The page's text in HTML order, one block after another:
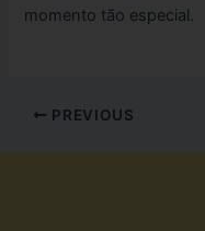
momento tão especial.
PREVIOUS